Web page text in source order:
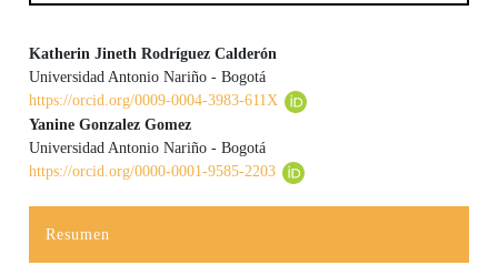
Contenido principal del artículo
Katherin Jineth Rodríguez Calderón
Universidad Antonio Nariño - Bogotá
https://orcid.org/0009-0004-3983-611X
Yanine Gonzalez Gomez
Universidad Antonio Nariño - Bogotá
https://orcid.org/0000-0001-9585-2203
Resumen